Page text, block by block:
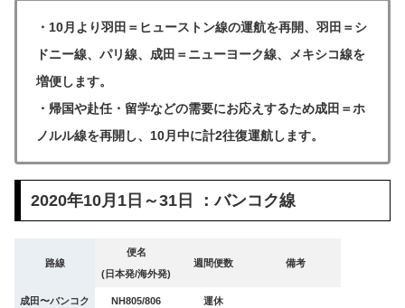
・10月より羽田＝ヒューストン線の運航を再開、羽田＝シ
ドニー線、パリ線、成田＝ニューヨーク線、メキシコ線を
増便します。
・帰国や赴任・留学などの需要にお応えするため成田＝ホ
ノルル線を再開し、10月中に計2往復運航します。
2020年10月1日～31日 ：バンコク線
路線
便名
(日本発/海外発)
週間便数 備考
成田〜バンコク NH805/806 運休